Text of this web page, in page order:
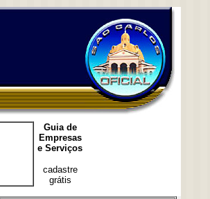
Guia de
Empresas
e Serviços
cadastre
grátis